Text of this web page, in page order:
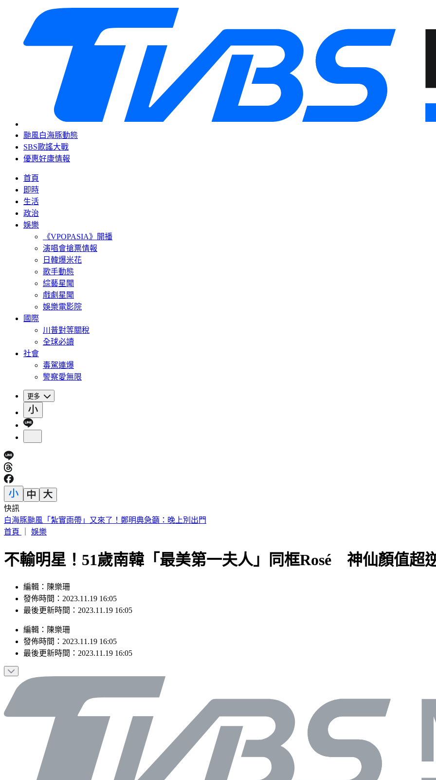
颱風白海豚動態
SBS歌謠大戰
優惠好康情報
首頁
即時
生活
政治
娛樂
《VPOPASIA》開播
演唱會搶票情報
日韓爆米花
歌手動態
綜藝星聞
戲劇星聞
娛樂電影院
國際
川普對等關稅
全球必讀
社會
毒駕連爆
警察愛無限
更多
快訊
別只看台積電！ 外媒點名「2檔AI設備股」快上車
首頁
娛樂
不輸明星！51歲南韓「最美第一夫人」同框Rosé 神仙顏值超
編輯：陳樂珊
發佈時間：2023.11.19 16:05
最後更新時間：2023.11.19 16:05
編輯 ： 陳樂珊
發佈時間： 2023.11.19 16:05
最後更新時間： 2023.11.19 16:05